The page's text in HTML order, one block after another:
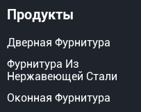
Продукты
Дверная Фурнитура
Фурнитура Из
Нержавеющей Стали
Оконная Фурнитура